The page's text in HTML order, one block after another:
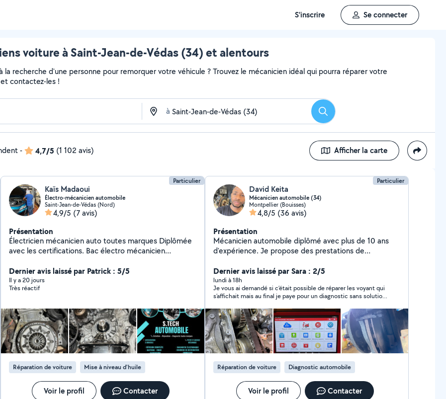
S'inscrire Se connecter
voiture à Saint-Jean-de-Védas (34) et alentours
recherche d'une personne pour remorquer votre véhicule ? Trouvez le mécanicien idéal qui pourra réparer votre
contactez-les !
à Rechercher
- 4,7/5 (1 102 avis) Afficher la carte
Particulier
Kaïs Madaoui
Électro-mécanicien automobile
Saint-Jean-de-Védas (Nord)
4,9/5 (7 avis)
Présentation
Électricien mécanicien auto toutes marques Diplômée
avec les certifications. Bac électro mécanicien
B1VL B2VL. Diagnostic Grosse mécanique Petite
mécanique Service rapide Dépannage.
Dernier avis laissé par Patrick : 5/5
Il y a 20 jours
Très réactif
Réparation de voiture Mise à niveau d'huile
Voir le profil Contacter
Particulier
David Keita
Mécanicien automobile (34)
Montpellier (Bouisses)
4,8/5 (36 avis)
Présentation
Mécanicien automobile diplômé avec plus de 10 ans
d'expérience. Je propose des prestations de
et réparations toutes marques. Sérieux, ponctuel et à
l'écoute, je m'engage à offrir un travail de qualité au
meilleur prix. J'interviens à domicile et je me déplace
selon vos besoins pour l'entretien. Déplacement rapide
Devis avant intervention Disponible 7j/7 Urgences
possibles
Dernier avis laissé par Sara : 2/5
lundi à 18h
Je vous ai demandé si c’était possible de réparer les voyant qui
s’affichait mais au final je paye pour un diagnostic sans solution.
besoin d’un diagnostic pour me dire ce qui est affiché sur le
tableau de bord.
Réparation de voiture Diagnostic automobile
Voir le profil Contacter